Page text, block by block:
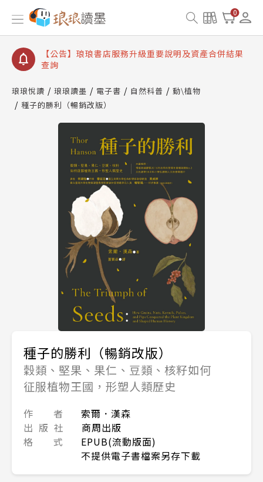
0
【公告】琅琅讀墨書櫃開通常見問題
【公告】琅琅讀墨 3 分鐘完成書櫃開通與資產合併申
【公告】琅琅書店服務升級重要說明及資產合併結果
查詢
琅琅悅讀 琅琅讀墨 電子書 自然科普
動\植物
種子的勝利（暢銷改版）
種子的勝利（暢銷改版）
穀類、堅果、果仁、豆類、核籽如何
征服植物王國，形塑人類歷史
作 者
索爾．漢森
出 版 社
商周出版
格 式
EPUB(流動版面)
不提供電子書檔案另存下載